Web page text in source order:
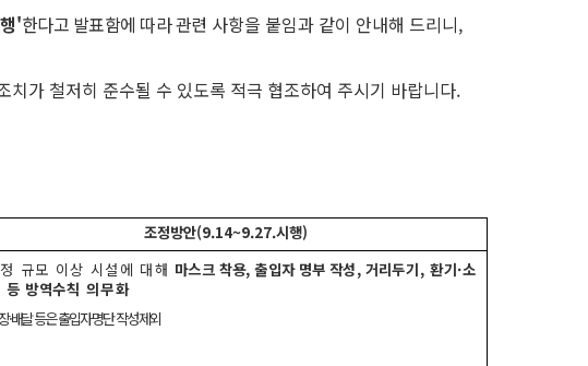
'한다고 발표함에 따라 관련 사항을 붙임과 같이 안내해 드리니,
치가 철저히 준수될 수 있도록 적극 협조하여 주시기 바랍니다.
조정방안(9.14~9.27.시행)
규모 이상 시설에 대해 마스크 착용, 출입자 명부 작성, 거리두기, 환기·소
등 방역수칙 의무화
·배달 등은 출입자 명단 작성 제외